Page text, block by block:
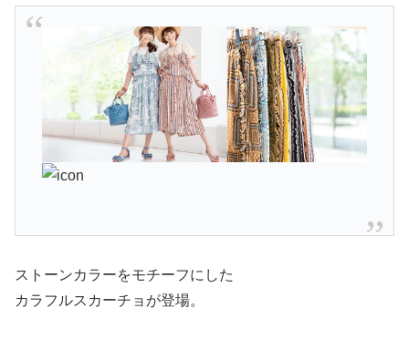
ストーンカラーをモチーフにした
カラフルスカーチョが登場。